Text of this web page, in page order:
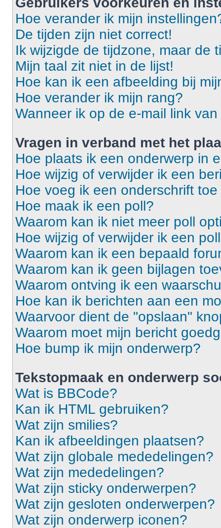
Hoe verander ik mijn
De tijden zijn niet correct!
Ik wijzigde de tijdzone, maar de
Mijn taal zit niet in de lijst!
Hoe kan ik een afbeelding bij
Hoe verander ik mijn rang?
Wanneer ik op de e-mail link
Vragen in verband met het
Hoe plaats ik een onderwerp in
Hoe wijzig of verwijder ik een
Hoe voeg ik een onderschrift
Hoe maak ik een poll?
Waarom kan ik niet meer poll
Hoe wijzig of verwijder ik een
Waarom kan ik een bepaald
Waarom kan ik geen bijlagen
Waarom ontving ik een
Hoe kan ik berichten aan een
Waarvoor dient de "opslaan"
Waarom moet mijn bericht
Hoe bump ik mijn onderwerp?
Tekstopmaak en onderwerp
Wat is BBCode?
Kan ik HTML gebruiken?
Wat zijn smilies?
Kan ik afbeeldingen plaatsen?
Wat zijn globale mededelingen?
Wat zijn mededelingen?
Wat zijn sticky onderwerpen?
Wat zijn gesloten onderwerpen?
Wat zijn onderwerp iconen?